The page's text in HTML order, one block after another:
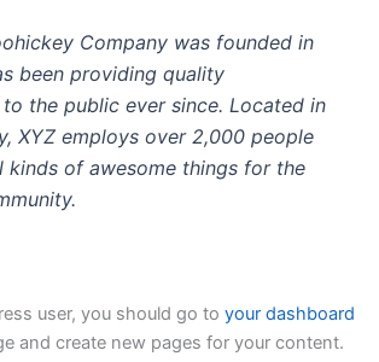
Company was founded in
been providing quality
the public ever since. Located in
XYZ employs over 2,000 people
kinds of awesome things for the
user, you should go to your dashboard
and create new pages for your content.